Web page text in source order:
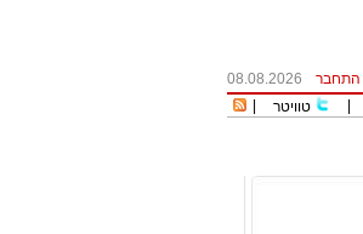
התחבר
08.08.2026
טוויטר